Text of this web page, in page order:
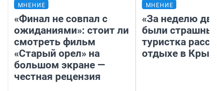
МНЕНИЕ
«Финал не совпал с
ожиданиями»: стоит ли
смотреть фильм
«Старый орел» на
большом экране —
честная рецензия
МНЕНИЕ
«За неделю
были
туристка
отдыхе в